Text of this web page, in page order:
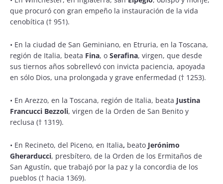
que procuró con gran empeño la instauración de la vida
cenobítica († 951).
• En la ciudad de San Geminiano, en Etruria, en la Toscana,
región de Italia, beata Fina, o Serafina, virgen, que desde
sus tiernos años sobrellevó con invicta paciencia, apoyada
en sólo Dios, una prolongada y grave enfermedad († 1253).
• En Arezzo, en la Toscana, región de Italia, beata Justina
Francucci Bezzoli, virgen de la Orden de San Benito y
reclusa († 1319).
• En Recineto, del Piceno, en Italia, beato Jerónimo
Gherarducci, presbítero, de la Orden de los Ermitaños de
San Agustín, que trabajó por la paz y la concordia de los
pueblos († hacia 1369).